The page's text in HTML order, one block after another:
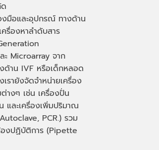
งมือและอุปกรณ์ ทางด้าน
รื่องหาลำดับสาร
ะ Microarray จาก
ด้าน IVF หรือเด็กหลอด
รายังจัดจำหน่ายเครื่อง
างๆ เช่น เครื่องปั่น
และเครื่องเพิ่มปริมาณ
PCR.) รวม
งปฏิบัติการ (Pipette